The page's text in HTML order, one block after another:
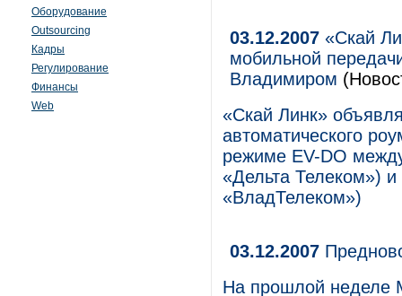
Оборудование
Outsourcing
Кадры
Регулирование
Финансы
Web
03.12.2007 «Скай
мобильной
Владимиром
«Скай Линк»
автоматического
режиме EV-DO
«Дельта Телеком»)
«ВладТелеком»)
03.12.2007
На прошлой неделе